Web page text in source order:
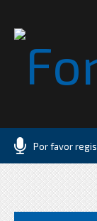
Por favor